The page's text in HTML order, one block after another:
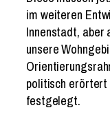
im weiteren
Innenstadt, aber
unsere
politisch erörtert
festgelegt.